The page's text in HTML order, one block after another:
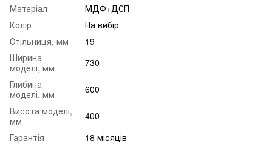
Матеріал
МДФ+ДСП
Колір
На вибір
Стільниця, мм
19
Ширина
моделі, мм
730
Глибина
моделі, мм
600
Висота моделі,
мм
400
Гарантія
18 місяців